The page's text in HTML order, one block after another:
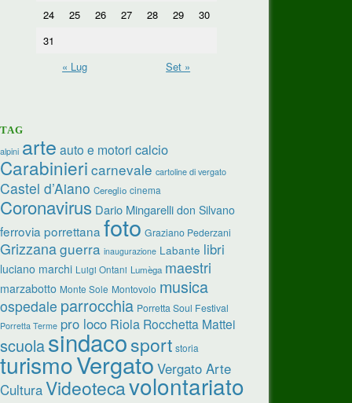
24
25 26 27 28 29
30
31
« Lug
Set »
TAG
alpini arte auto e motori calcio
Carabinieri carnevale cartoline di vergato
Castel d’Aiano Cereglio cinema
Coronavirus Dario Mingarelli don Silvano
ferrovia porrettana foto Graziano Pederzani
Grizzanaguerra inaugurazione Labante libri
luciano marchi Luigi Ontani Lumèga maestri
marzabotto Monte Sole Montovolo musica
ospedale parrocchia Porretta Soul Festival
Porretta Terme pro loco Riola Rocchetta Mattei
scuolasindacosport storia
turismoVergato Vergato Arte
CulturaVideotecavolontariato